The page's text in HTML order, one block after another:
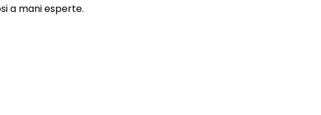
a mani esperte.